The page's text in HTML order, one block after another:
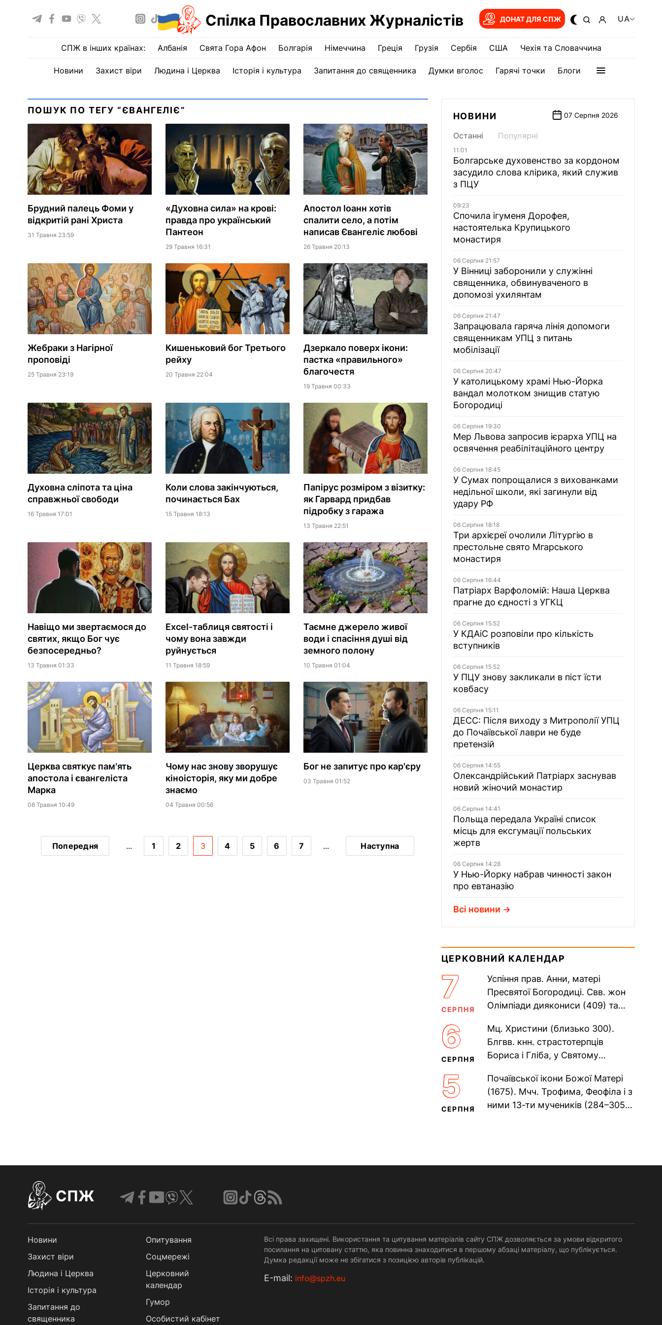
Спілка Православних Журналістів ДОНАТ ДЛЯ СПЖ UA
СПЖ в інших країнах: Албанія Свята Гора Афон Болгарія Німеччина Греція Грузія Сербія США Чехія та Словаччина
Новини Захист віри Людина і Церква Історія і культура Запитання до священника Думки вголос Гарячі точки Блоги
ПОШУК ПО ТЕГУ “ЄВАНГЕЛІЄ”
Брудний палець Фоми у
відкритій рані Христа
31 Травня 23:59
«Духовна сила» на крові:
правда про український
Пантеон
29 Травня 16:31
Апостол Іоанн хотів
спалити село, а потім
написав Євангеліє любові
26 Травня 20:13
Жебраки з Нагірної
проповіді
25 Травня 23:19
Кишеньковий бог Третього
рейху
20 Травня 22:04
Дзеркало поверх ікони:
пастка «правильного»
благочестя
19 Травня 00:33
Духовна сліпота та ціна
справжньої свободи
16 Травня 17:01
Коли слова закінчуються,
починається Бах
15 Травня 18:13
Папірус розміром з візитку:
як Гарвард придбав
підробку з гаража
13 Травня 22:51
Навіщо ми звертаємося до
святих, якщо Бог чує
безпосередньо?
13 Травня 01:33
Excel-таблиця святості і
чому вона завжди
руйнується
11 Травня 18:59
Таємне джерело живої
води і спасіння душі від
земного полону
10 Травня 01:04
Церква святкує пам'ять
апостола і євангеліста
Марка
08 Травня 10:49
Чому нас знову зворушує
кіноісторія, яку ми добре
знаємо
04 Травня 00:56
Бог не запитує про кар'єру
03 Травня 01:52
Попередня ... 1 2 3 4 5 6 7 ... Наступна
НОВИНИ 07 Серпня 2026
Останні Популярні
11:01
Болгарське духовенство за кордоном
засудило слова клірика, який служив
з ПЦУ
09:23
Спочила ігуменя Дорофея,
настоятелька Крупицького
монастиря
06 Серпня 21:57
У Вінниці заборонили у служінні
священника, обвинуваченого в
допомозі ухилянтам
06 Серпня 21:47
Запрацювала гаряча лінія допомоги
священникам УПЦ з питань
мобілізації
06 Серпня 20:47
У католицькому храмі Нью-Йорка
вандал молотком знищив статую
Богородиці
06 Серпня 19:30
Мер Львова запросив ієрарха УПЦ на
освячення реабілітаційного центру
06 Серпня 18:45
У Сумах попрощалися з вихованками
недільної школи, які загинули від
удару РФ
06 Серпня 18:18
Три архієреї очолили Літургію в
престольне свято Мгарського
монастиря
06 Серпня 16:44
Патріарх Варфоломій: Наша Церква
прагне до єдності з УГКЦ
06 Серпня 15:52
У КДАіС розповіли про кількість
вступників
06 Серпня 15:52
У ПЦУ знову закликали в піст їсти
ковбасу
06 Серпня 15:11
ДЕСС: Після виходу з Митрополії УПЦ
до Почаївської лаври не буде
претензій
06 Серпня 14:55
Олександрійський Патріарх заснував
новий жіночий монастир
06 Серпня 14:41
Польща передала Україні список
місць для ексгумації польських
жертв
06 Серпня 14:28
У Нью-Йорку набрав чинності закон
про евтаназію
Всі новини
ЦЕРКОВНИЙ КАЛЕНДАР
7
СЕРПНЯ
Успіння прав. Анни, матері
Пресвятої Богородиці. Свв. жон
Олімпіади диякониси (409) та
Пам’ять V Вселенського...
6
СЕРПНЯ
Мц. Христини (близько 300).
Блгвв. кнн. страстотерпців
Бориса і Гліба, у Святому
Прп. Полікарпа, архімандрита...
5
СЕРПНЯ
Почаївської ікони Божої Матері
(1675). Мчч. Трофима, Феофіла і з
ними 13-ти мучеників (284–305).
СПЖ
Новини
Захист віри
Людина і Церква
Історія і культура
Запитання до
священника
Опитування
Соцмережі
Церковний
календар
Гумор
Особистий кабінет
Всі права захищені. Використання та цитування матеріалів сайту СПЖ дозволяється за умови відкритого
посилання на цитовану статтю, яка повинна знаходитися в першому абзаці матеріалу, що публікується.
Думка редакції може не збігатися з позицією авторів публікацій.
Е-mail: info@spzh.eu